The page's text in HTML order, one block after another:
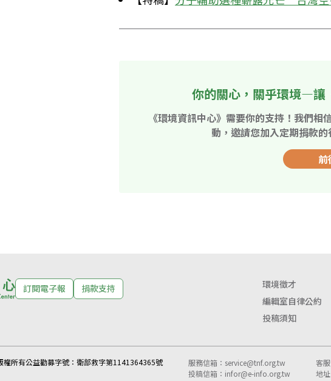
你的關心，關乎環境—讓
《環境資訊中心》需要你的支持！我們
動，邀請您加入定期捐款
前
訂閱電子報 捐款支持 環境徵才
編輯室自律公約
投稿須知
權所有公益勸募字號： 衛部救字第1141364365號 服務信箱： service@tnf.org.tw
投稿信箱： infor@e-info.org.tw
客
地